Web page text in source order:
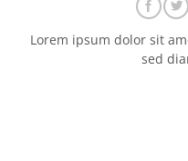
Lorem ipsum dolor sit
sed